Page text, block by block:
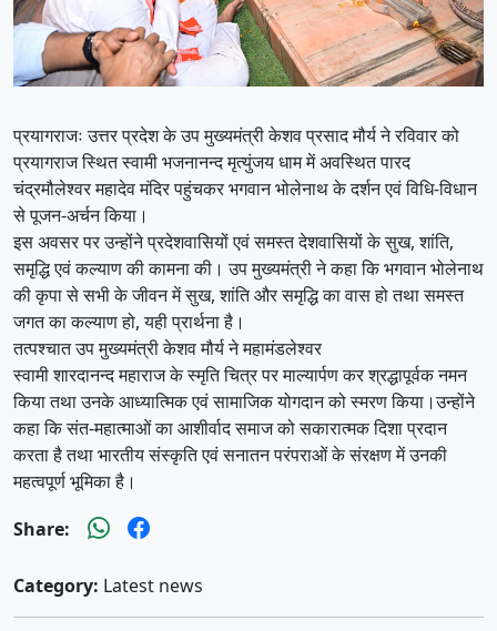
प्रयागराजः उत्तर प्रदेश के उप मुख्यमंत्री केशव प्रसाद मौर्य ने रविवार को
प्रयागराज स्थित स्वामी भजनानन्द मृत्युंजय धाम में अवस्थित पारद
चंद्रमौलेश्वर महादेव मंदिर पहुंचकर भगवान भोलेनाथ के दर्शन एवं विधि-विधान
से पूजन-अर्चन किया।
इस अवसर पर उन्होंने प्रदेशवासियों एवं समस्त देशवासियों के सुख, शांति,
समृद्धि एवं कल्याण की कामना की। उप मुख्यमंत्री ने कहा कि भगवान भोलेनाथ
की कृपा से सभी के जीवन में सुख, शांति और समृद्धि का वास हो तथा समस्त
जगत का कल्याण हो, यही प्रार्थना है।
तत्पश्चात उप मुख्यमंत्री केशव मौर्य ने महामंडलेश्वर
स्वामी शारदानन्द महाराज के स्मृति चित्र पर माल्यार्पण कर श्रद्धापूर्वक नमन
किया तथा उनके आध्यात्मिक एवं सामाजिक योगदान को स्मरण किया।उन्होंने
कहा कि संत-महात्माओं का आशीर्वाद समाज को सकारात्मक दिशा प्रदान
करता है तथा भारतीय संस्कृति एवं सनातन परंपराओं के संरक्षण में उनकी
महत्वपूर्ण भूमिका है।
Share:
Category: Latest news